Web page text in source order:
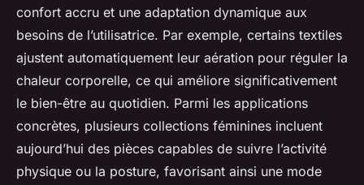
confort accru et une adaptation dynamique aux
besoins de l’utilisatrice. Par exemple, certains textiles
ajustent automatiquement leur aération pour réguler la
chaleur corporelle, ce qui améliore significativement
le bien-être au quotidien. Parmi les applications
concrètes, plusieurs collections féminines incluent
aujourd’hui des pièces capables de suivre l’activité
physique ou la posture, favorisant ainsi une mode